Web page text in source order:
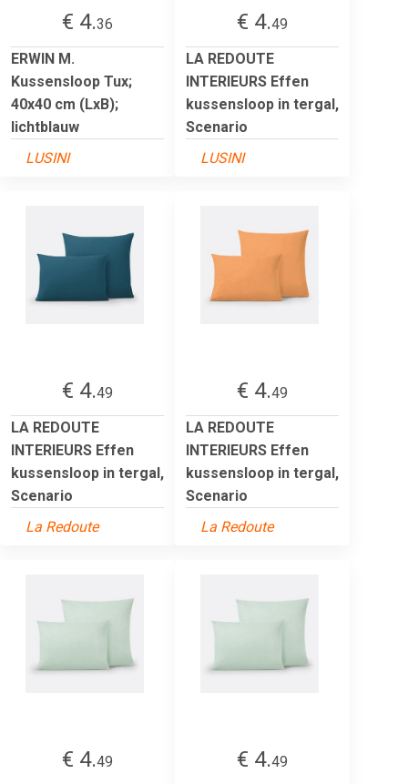
€ 4.36
ERWIN M.
Kussensloop Tux;
40x40 cm (LxB);
lichtblauw
LUSINI
€ 4.49
LA REDOUTE
INTERIEURS Effen
kussensloop in tergal,
Scenario
LUSINI
€ 4.49
LA REDOUTE
INTERIEURS Effen
kussensloop in tergal,
Scenario
La Redoute
€ 4.49
LA REDOUTE
INTERIEURS Effen
kussensloop in tergal,
Scenario
La Redoute
€ 4.49
€ 4.49